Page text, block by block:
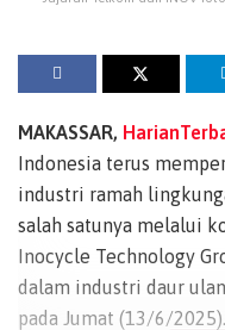
MAKASSAR,
Indonesia terus
industri ramah
salah satunya melalui
Inocycle Technology
dalam industri daur
pada Jumat (13/6/2025).